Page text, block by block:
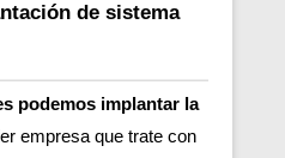
de sistema
podemos implantar la
empresa que trate con